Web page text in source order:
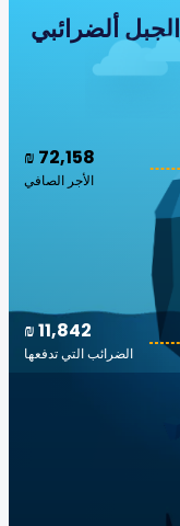
الجبل ألضرائبي
₪ 72,158
الأجر الصافي
₪ 11,842
الضرائب التي تدفعها